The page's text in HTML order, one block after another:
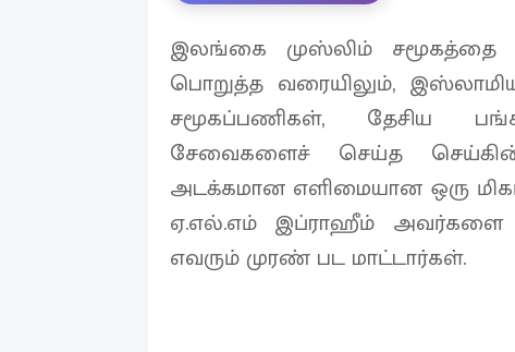
இலங்கை முஸ்லிம் சமூகத்தை
பொறுத்த வரையிலும்,
சமூகப்பணிகள், தேசிய
சேவைகளைச் செய்த
அடக்கமான எளிமையான ஒரு
ஏ.எல்.எம் இப்ராஹீம் அவர்களை
எவரும் முரண் பட மாட்டார்கள்.